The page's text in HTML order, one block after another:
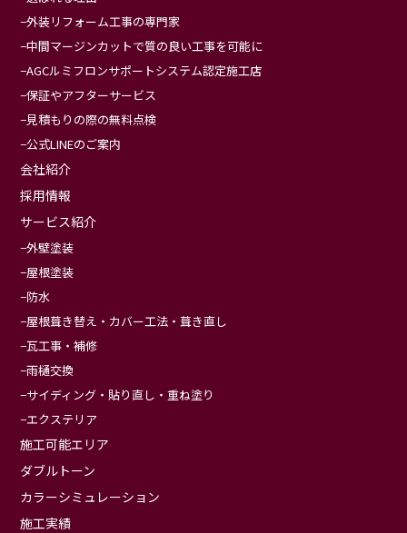
外装リフォーム工事の専門家
中間マージンカットで質の良い工事を可能に
AGCルミフロンサポートシステム認定施工店
保証やアフターサービス
見積もりの際の無料点検
公式LINEのご案内
会社紹介
採用情報
サービス紹介
外壁塗装
屋根塗装
防水
屋根葺き替え・カバー工法・葺き直し
瓦工事・補修
雨樋交換
サイディング・貼り直し・重ね塗り
エクステリア
施工可能エリア
ダブルトーン
カラーシミュレーション
施工実績